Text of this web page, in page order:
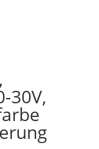
30V,